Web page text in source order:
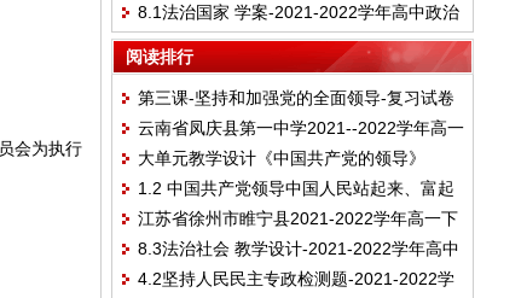
会为执行
制度》教学设计-2021-2022学年高中政治统
编版必修三
8.1法治国家 学案-2021-2022学年高中政治
统编版必修三政治与法治
阅读排行
第三课-坚持和加强党的全面领导-复习试卷
2021-2022学年高中政治统编版必须三政治
与法治
云南省凤庆县第一中学2021--2022学年高一
下学期思想政治期中考试试卷
大单元教学设计《中国共产党的领导》
1.2 中国共产党领导中国人民站起来、富起
来、强起来 教案
江苏省徐州市睢宁县2021-2022学年高一下
学期期中考试政治试题（线上）
8.3法治社会 教学设计-2021-2022学年高中
政治统编版必修三政治与法治
4.2坚持人民民主专政检测题-2021-2022学